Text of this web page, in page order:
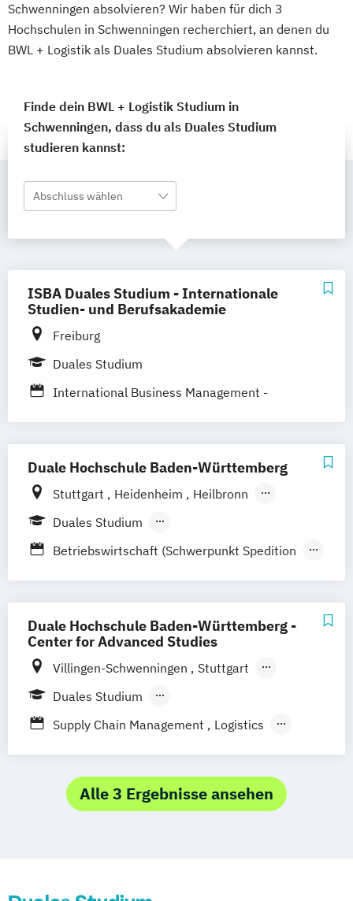
Schwenningen absolvieren? Wir haben für dich 3
Hochschulen in Schwenningen recherchiert, an denen du
BWL + Logistik als Duales Studium absolvieren kannst.
Finde dein BWL + Logistik Studium in
Schwenningen, dass du als Duales Studium
studieren kannst:
Abschluss wählen
ISBA Duales Studium - Internationale
Studien- und Berufsakademie
Freiburg
Duales Studium
International Business Management -
Duale Hochschule Baden-Württemberg
Stuttgart Heidenheim
Heilbronn
Mannheim
Ravensburg
Duales Studium
Berufsbegleitendes Präsenzstudium
Betriebswirtschaft (Schwerpunkt Spedition
Supply Chain Management
Logistik und Produktion)
Duale Hochschule Baden-Württemberg -
Center for Advanced Studies
Villingen-Schwenningen
Stuttgart
Heilbronn
Bad Mergentheim
Lörrach Mannheim Mosbach
Ravensburg Horb am Neckar
Duales Studium
Berufsbegleitendes Präsenzstudium
Supply Chain Management
Logistics
Alle 3 Ergebnisse ansehen